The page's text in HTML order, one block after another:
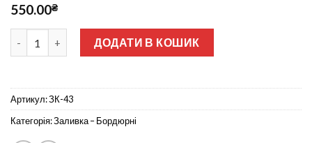
550.00₴
Яблочный цвет ЗК-43 кількість
ДОДАТИ В КОШИК
Артикул:ЗК-43
Категорія:Заливка – Бордюрні